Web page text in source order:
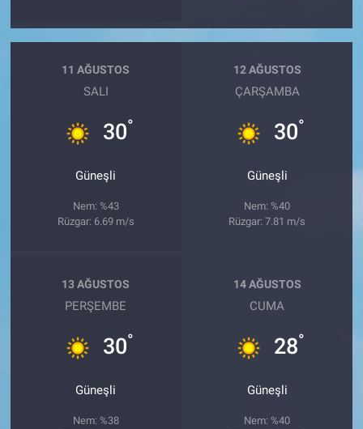
11 AĞUSTOS
SALI
30°
Güneşli
Nem: %43
Rüzgar: 6.69 m/s
12 AĞUSTOS
ÇARŞAMBA
30°
Güneşli
Nem: %40
Rüzgar: 7.81 m/s
13 AĞUSTOS
PERŞEMBE
30°
Güneşli
Nem: %38
14 AĞUSTOS
CUMA
28°
Güneşli
Nem: %40